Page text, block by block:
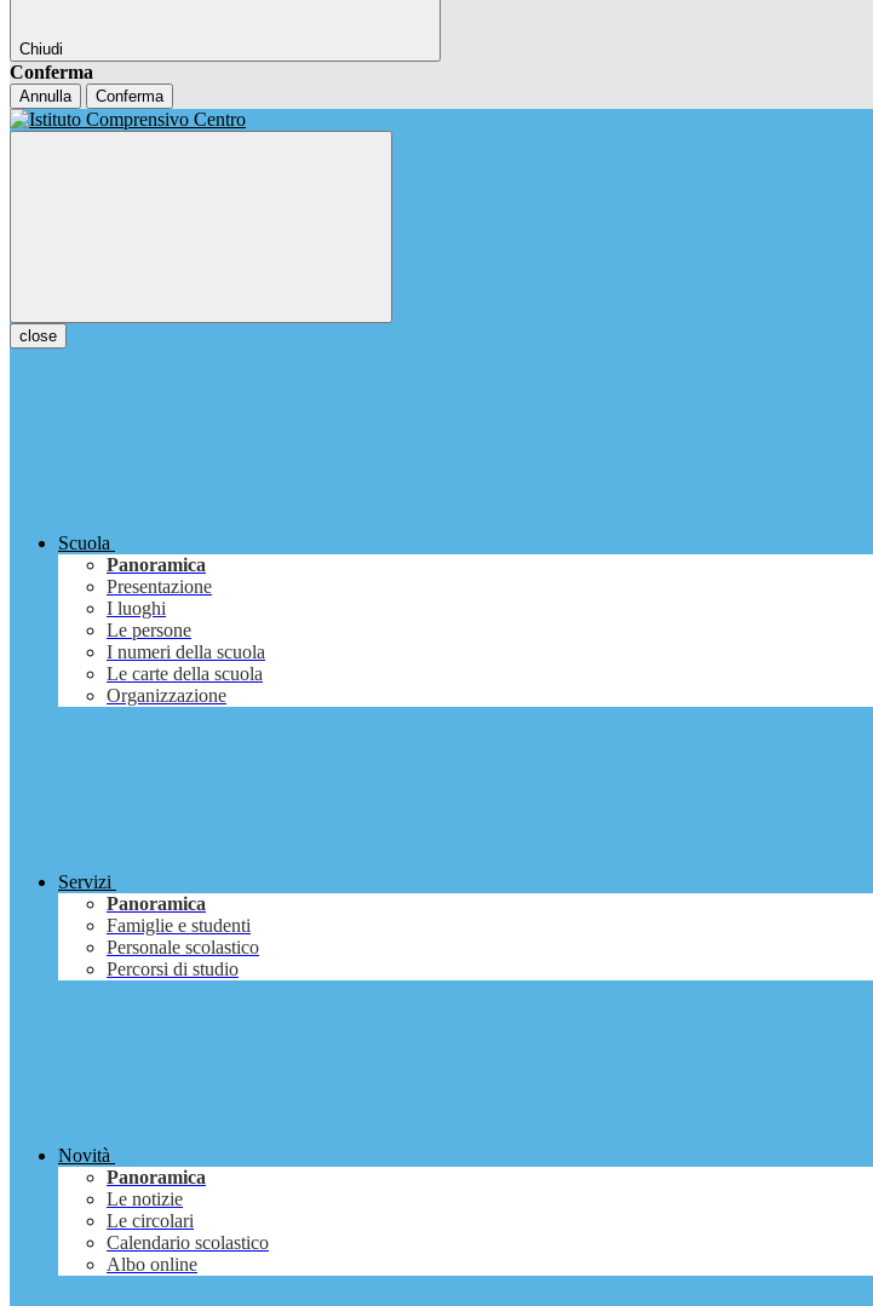
Chiudi
Conferma
Annulla Conferma
close
Scuola
Panoramica
Presentazione
I luoghi
Le persone
I numeri della scuola
Le carte della scuola
Organizzazione
Servizi
Panoramica
Famiglie e studenti
Personale scolastico
Percorsi di studio
Novità
Panoramica
Le notizie
Le circolari
Calendario scolastico
Albo online